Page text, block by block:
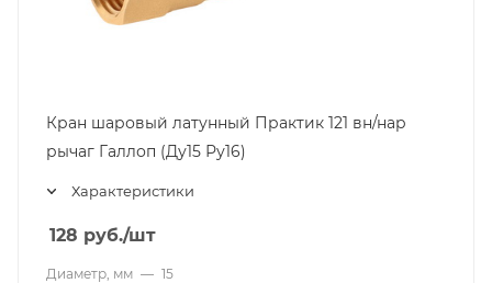
Кран шаровый латунный Практик 121 вн/нар
рычаг Галлоп (Ду15 Ру16)
Характеристики
128 руб./шт
Диаметр, мм — 15